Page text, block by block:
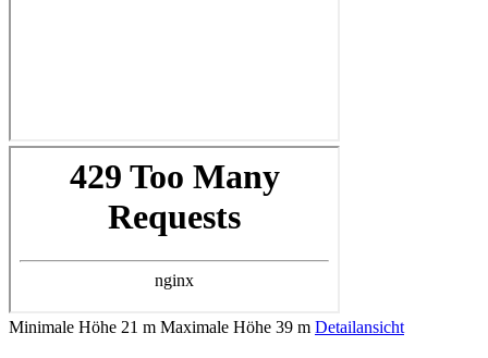
Minimale Höhe 21 m Maximale Höhe 39 m Detailansicht